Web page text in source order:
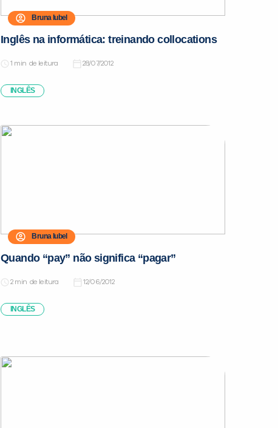
Bruna Iubel
Inglês na informática: treinando collocations
de leitura 28/07/2012
INGLÊS
Bruna Iubel
Quando “pay” não significa “pagar”
de leitura 12/06/2012
INGLÊS